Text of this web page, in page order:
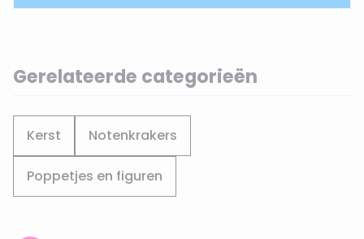
Gerelateerde categorieën
Kerst Notenkrakers
Poppetjes en figuren